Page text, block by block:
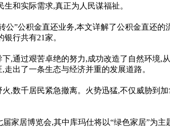
和实际需求,真正为人民谋福祉。
公”公积金直还业务,本文详解了公积金直还
行共有21家。
,通过艰苦卓绝的努力,成功改造了自然环境
出了一条生态与经济并重的发展道路。
,数千居民紧急撤离。火势迅猛,不仅威胁到
家居博览会,其中库玛仕将以“绿色家居”为